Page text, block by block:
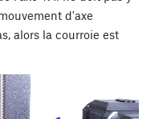
d'axe
alors la courroie est